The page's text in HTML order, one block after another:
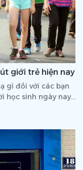
giới trẻ hiện nay
gì đối với các bạn
học sinh ngày nay,
là điều ai cũng
lớp có rất nhiều
nhiều người thích